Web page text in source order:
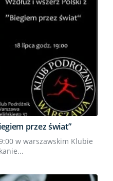
przez świat”
w warszawskim Klubie